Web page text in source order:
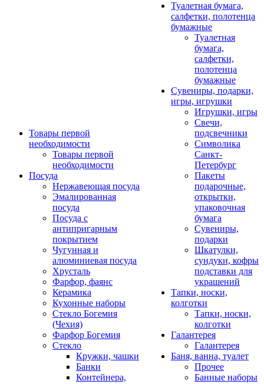
Товары первой
необходимости
Товары первой
необходимости
Посуда
Нержавеющая посуда
Эмалированная
посуда
Посуда с
антипригарным
покрытием
Чугунная и
алюминиевая посуда
Хрусталь
Фарфор, фаянс
Керамика
Кухонные наборы
Стекло Богемия
(Чехия)
Фарфор Богемия
Стекло
Кружки, чашки
Банки
Контейнера,
Туалетная бумага,
салфетки, полотенца
бумажные
Туалетная
бумага,
салфетки,
полотенца
бумажные
Сувениры, подарки,
игры, игрушки
Игрушки, игры
Свечи,
подсвечники
Символика
Санкт-
Петербург
Пакеты
подарочные,
открытки,
упаковочная
бумага
Сувениры,
подарки
Шкатулки,
сундуки, кофры
подставки для
украшений
Тапки, носки,
колготки
Тапки, носки,
колготки
Галантерея
Галантерея
Баня, ванна, туалет
Прочее
Банные наборы